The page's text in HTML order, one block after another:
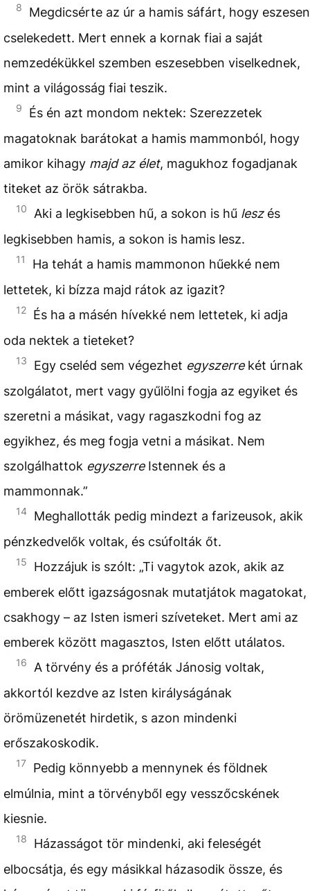
8
Megdicsérte az úr a hamis sáfárt, hogy eszesen
cselekedett. Mert ennek a kornak fiai a saját
nemzedékükkel szemben eszesebben viselkednek,
mint a világosság fiai teszik.
9
És én azt mondom nektek: Szerezzetek
magatoknak barátokat a hamis mammonból, hogy
amikor kihagy majd az élet, magukhoz fogadjanak
titeket az örök sátrakba.
10 Aki a legkisebben hű, a sokon is hű lesz és
legkisebben hamis, a sokon is hamis lesz.
11
Ha tehát a hamis mammonon hűekké nem
lettetek, ki bízza majd rátok az igazit?
12
És ha a másén hívekké nem lettetek, ki adja
oda nektek a tieteket?
13 Egy cseléd sem végezhet egyszerre két úrnak
szolgálatot, mert vagy gyűlölni fogja az egyiket és
szeretni a másikat, vagy ragaszkodni fog az
egyikhez, és meg fogja vetni a másikat. Nem
szolgálhattok egyszerre Istennek és a
mammonnak.”
14
Meghallották pedig mindezt a farizeusok, akik
pénzkedvelők voltak, és csúfolták őt.
15
Hozzájuk is szólt: „Ti vagytok azok, akik az
emberek előtt igazságosnak mutatjátok magatokat,
csakhogy – az Isten ismeri szíveteket. Mert ami az
emberek között magasztos, Isten előtt utálatos.
16
A törvény és a próféták Jánosig voltak,
akkortól kezdve az Isten királyságának
örömüzenetét hirdetik, s azon mindenki
erőszakoskodik.
17
Pedig könnyebb a mennynek és földnek
elmúlnia, mint a törvényből egy vesszőcskének
kiesnie.
18
Házasságot tör mindenki, aki feleségét
elbocsátja, és egy másikkal házasodik össze, és